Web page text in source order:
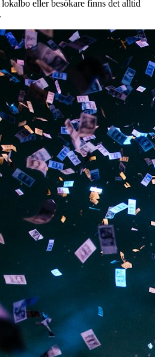
eller besökare finns det alltid